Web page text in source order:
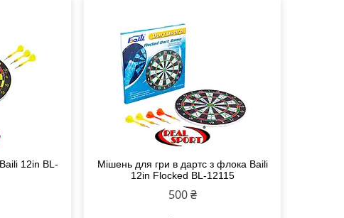
12in BL-
Мішень для гри в дартс з флока Baili
12in Flocked BL-12115
500 ₴